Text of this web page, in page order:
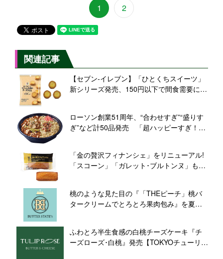
1 2
関連記事
【セブン‐イレブン】「ひとくちスイーツ」
新シリーズ発売、150円以下で間食需要に対
ローソン創業51周年、“合わせすぎ”“盛りす
ぎ”など計50品発売 「超ハッピーすぎ！チ
「金の贅沢フィナンシェ」をリニューアル!
「スコーン」「ガレット･ブルトンヌ」も同
桃のような見た目の『「THEピーチ」桃バ
タークリームでとろとろ果肉包み』を夏限
ふわとろ半生食感の白桃チーズケーキ『チ
ーズローズ･白桃』発売【TOKYOチューリッ